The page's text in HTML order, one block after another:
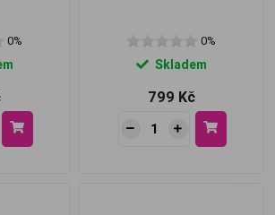
0% 0%
Skladem
799 Kč